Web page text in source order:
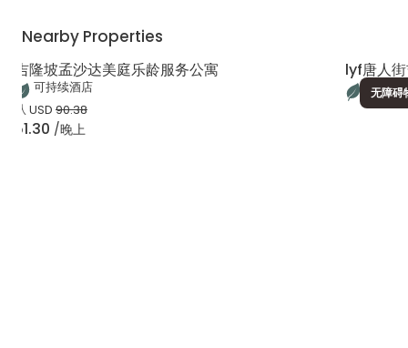
Nearby Properties
吉隆坡孟沙达美庭乐龄服务公寓
可持续酒店
从USD 90.38
51.30 /晚上
无障碍
lyf唐人
可持续